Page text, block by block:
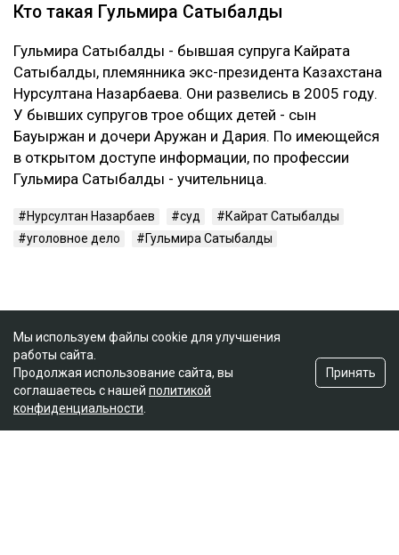
Кто такая Гульмира Сатыбалды
Гульмира Сатыбалды - бывшая супруга Кайрата
Сатыбалды, племянника экс-президента Казахстана
Нурсултана Назарбаева. Они развелись в 2005 году.
У бывших супругов трое общих детей - сын
Бауыржан и дочери Аружан и Дария. По имеющейся
в открытом доступе информации, по профессии
Гульмира Сатыбалды - учительница.
Нурсултан Назарбаев суд
Кайрат Сатыбалды
уголовное дело
Гульмира Сатыбалды
Мы используем файлы cookie для улучшения
работы сайта.
Продолжая использование сайта, вы
соглашаетесь с нашей политикой
конфиденциальности
Принять